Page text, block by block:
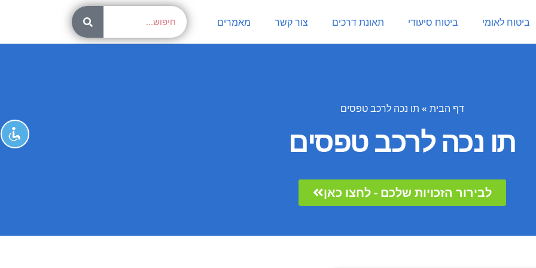
ביטוח לאומי ביטוח סיעודי תאונת דרכים צור קשר מאמרים
דף הבית » תו נכה לרכב טפסים
תו נכה לרכב טפסים
לבירור הזכויות שלכם - לחצו כאן